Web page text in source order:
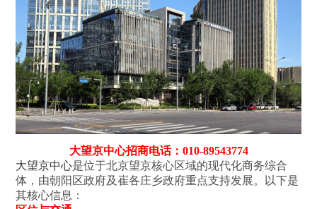
大望京中心招商电话：010-89543774
大望京中心是位于北京望京核心区域的现代化商务综合
体，由朝阳区政府及崔各庄乡政府重点支持发展‌。以下是
其核心信息：